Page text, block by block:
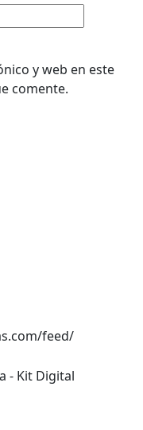
y web en este
comente.
feed/